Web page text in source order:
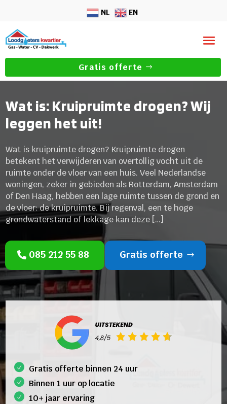
NL EN
Gratis offerte
Wat is: Kruipruimte drogen? Wij
leggen het uit!
Wat is kruipruimte drogen? Kruipruimte drogen
betekent het verwijderen van overtollig vocht uit de
ruimte onder de vloer van een huis. Veel Nederlandse
woningen, zeker in gebieden als Rotterdam, Amsterdam
of Den Haag, hebben een lage ruimte tussen de grond en
de vloer: de kruipruimte. Bij regenval, een te hoge
grondwaterstand of lekkage kan deze […]
085 212 55 88 Gratis offerte
Gratis offerte binnen 24 uur
Binnen 1 uur op locatie
10+ jaar ervaring